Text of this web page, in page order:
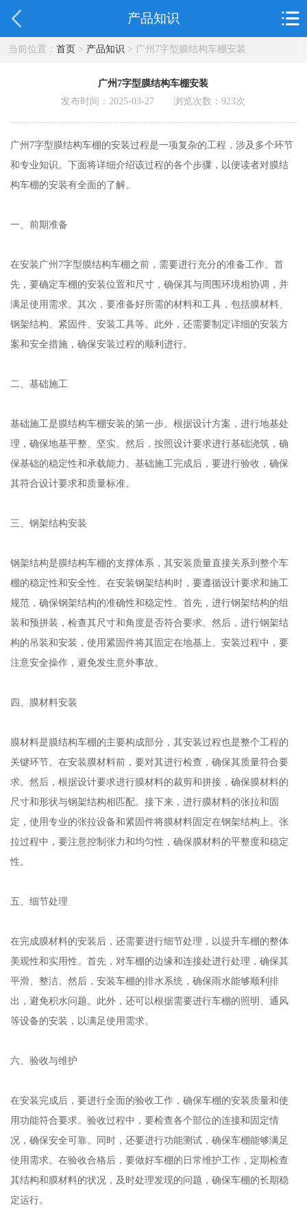
产品知识
当前位置： 首页> 产品知识 > 广州7字型膜结构车棚安装
广州7字型膜结构车棚安装
发布时间：2025-03-27 浏览次数：923次
广州7字型膜结构车棚的安装过程是一项复杂的工程，涉及多个环节
和专业知识。下面将详细介绍该过程的各个步骤，以便读者对膜结
构车棚的安装有全面的了解。
一、前期准备
在安装广州7字型膜结构车棚之前，需要进行充分的准备工作。首
先，要确定车棚的安装位置和尺寸，确保其与周围环境相协调，并
满足使用需求。其次，要准备好所需的材料和工具，包括膜材料、
钢架结构、紧固件、安装工具等。此外，还需要制定详细的安装方
案和安全措施，确保安装过程的顺利进行。
二、基础施工
基础施工是膜结构车棚安装的第一步。根据设计方案，进行地基处
理，确保地基平整、坚实。然后，按照设计要求进行基础浇筑，确
保基础的稳定性和承载能力。基础施工完成后，要进行验收，确保
其符合设计要求和质量标准。
三、钢架结构安装
钢架结构是膜结构车棚的支撑体系，其安装质量直接关系到整个车
棚的稳定性和安全性。在安装钢架结构时，要遵循设计要求和施工
规范，确保钢架结构的准确性和稳定性。首先，进行钢架结构的组
装和预拼装，检查其尺寸和角度是否符合要求。然后，进行钢架结
构的吊装和安装，使用紧固件将其固定在地基上。安装过程中，要
注意安全操作，避免发生意外事故。
四、膜材料安装
膜材料是膜结构车棚的主要构成部分，其安装过程也是整个工程的
关键环节。在安装膜材料前，要对其进行检查，确保其质量符合要
求。然后，根据设计要求进行膜材料的裁剪和拼接，确保膜材料的
尺寸和形状与钢架结构相匹配。接下来，进行膜材料的张拉和固
定，使用专业的张拉设备和紧固件将膜材料固定在钢架结构上。张
拉过程中，要注意控制张力和均匀性，确保膜材料的平整度和稳定
性。
五、细节处理
在完成膜材料的安装后，还需要进行细节处理，以提升车棚的整体
美观性和实用性。首先，对车棚的边缘和连接处进行处理，确保其
平滑、整洁。然后，安装车棚的排水系统，确保雨水能够顺利排
出，避免积水问题。此外，还可以根据需要进行车棚的照明、通风
等设备的安装，以满足使用需求。
六、验收与维护
在安装完成后，要进行全面的验收工作，确保车棚的安装质量和使
用功能符合要求。验收过程中，要检查各个部位的连接和固定情
况，确保安全可靠。同时，还要进行功能测试，确保车棚能够满足
使用需求。在验收合格后，要做好车棚的日常维护工作，定期检查
其结构和膜材料的状况，及时处理发现的问题，确保车棚的长期稳
定运行。